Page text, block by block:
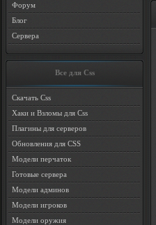
Форум
Блог
Сервера
Все для Css
Скачать Css
Хаки и Взломы для Css
Плагины для серверов
Обновления для CSS
Модели перчаток
Готовые сервера
Модели админов
Модели игроков
Модели оружия